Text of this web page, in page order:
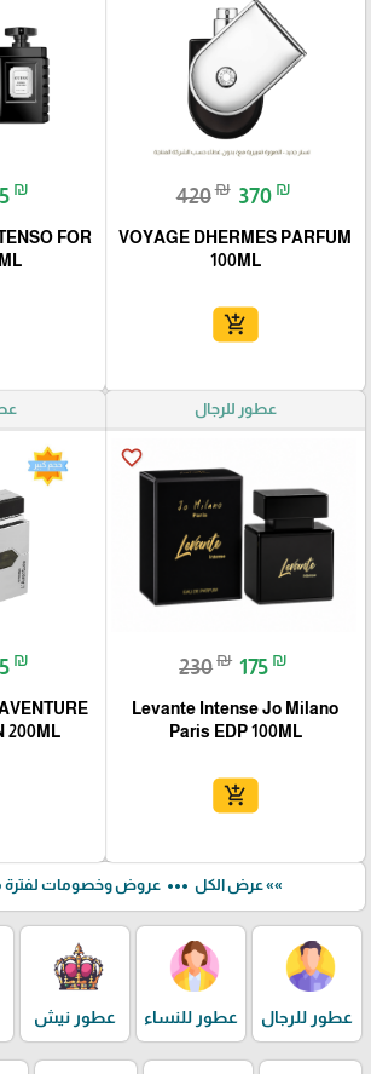
420₪ 370 ₪
VOYAGE DHERMES PARFUM
100ML
add_shopping_cart
₪
FOR
عطور للرجال
favorite_border
230₪ 175 ₪
Levante Intense Jo Milano
Paris EDP 100ML
add_shopping_cart
₪
200ML
»» عرض الكل more_horiz عروض وخصومات لفترة
عطور للرجال عطور للنساء عطور نيش